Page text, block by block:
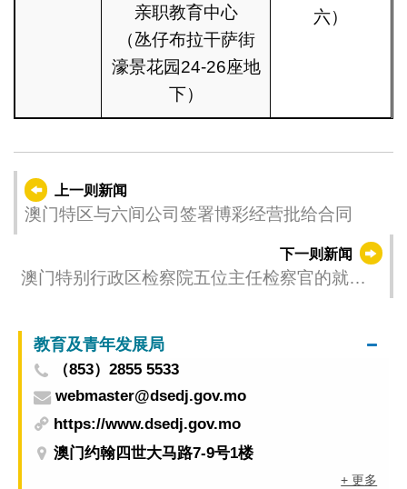
六）
亲职教育中心
（氹仔布拉干萨街
濠景花园24-26座地
下）
上一则新闻
澳门特区与六间公司签署博彩经营批给合同
下一则新闻
澳门特别行政区检察院五位主任检察官的就职
教育及青年发展局
（853）2855 5533
webmaster@dsedj.gov.mo
https://www.dsedj.gov.mo
澳门约翰四世大马路7-9号1楼
+ 更多